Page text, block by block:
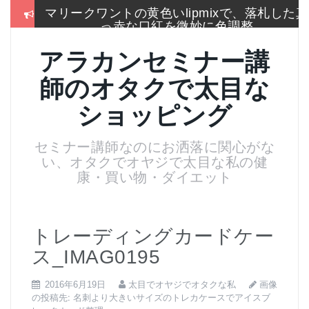
マリークワントの黄色いlipmixで、落札した真
っ赤な口紅を微妙に色調整
冬はこれしか履かないSEIYO防寒タイツもう
手放せないのに通販無い
2017通販各社のおせち売れ筋ランキングをま
とめて一挙大公開
クス美肌活性化美顔器
名刺より大きいサイズのトレカケースでアイ
スブレークカード整理
ムーンからコーム購入
アラカンセミナー講
師のオタクで太目な
ショッピング
セミナー講師なのにお洒落に関心がな
い、オタクでオヤジで太目な私の健
康・買い物・ダイエット
トレーディングカードケー
ス_IMAG0195
2016年6月19日 太目でオヤジでオタクな私
画像
の投稿先: 名刺より大きいサイズのトレカケースでアイスブ